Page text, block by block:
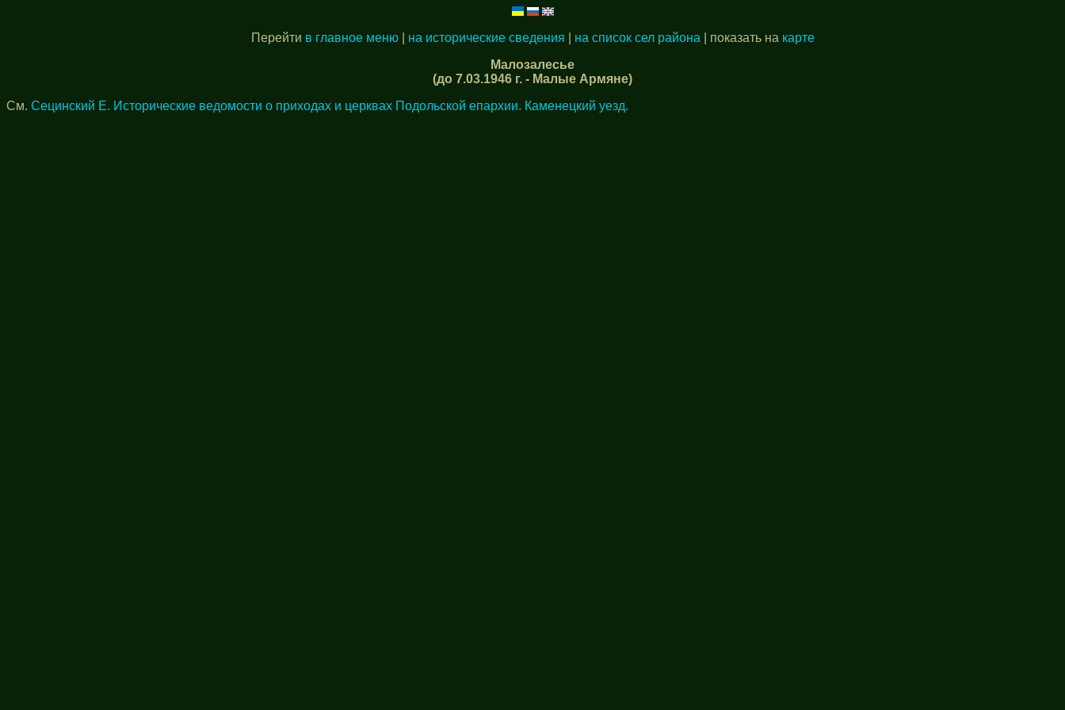
Перейти в главное меню| на исторические сведения на список сел района | показать на карте
Малозалесье
(до 7.03.1946 г. - Малые Армяне)
См. Сецинский Е. Исторические ведомости о приходах и церквах Подольской епархии. Каменецкий уезд.